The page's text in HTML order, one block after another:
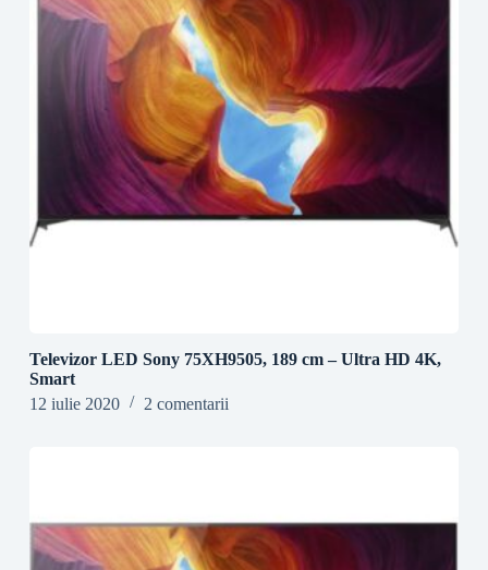
Televizor LED Sony 75XH9505, 189 cm – Ultra HD 4K,
Smart
12 iulie 2020
2 comentarii